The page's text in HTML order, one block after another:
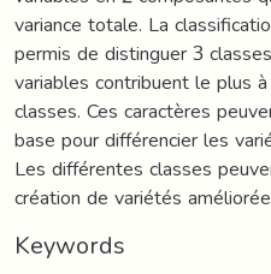
variance totale. La
permis de distinguer 3
variables contribuent le plus
classes. Ces caractères
base pour différencier les
Les différentes classes
création de variétés
Keywords